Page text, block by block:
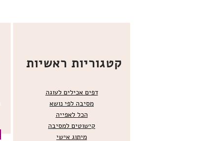
קטגוריות ראשיות
דפים אכילים לעוגה
מסיבה לפי נושא
הכל לאפייה
קישוטים למסיבה
מיתוג אישי